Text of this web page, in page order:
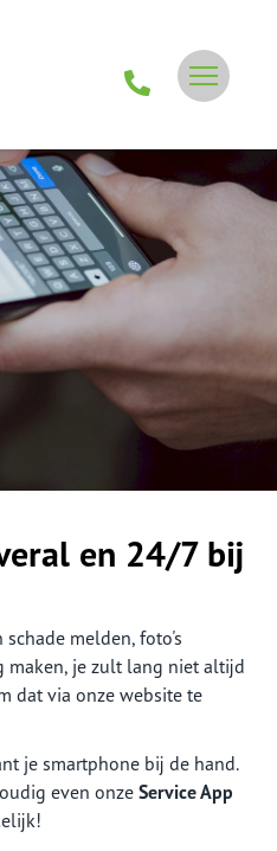
en 24/7 bij
melden, foto's
maken, je zult lang niet altijd
dat via onze website te
je smartphone bij de hand.
even onze Service App